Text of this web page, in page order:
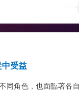
受益
同角色，也面臨著各